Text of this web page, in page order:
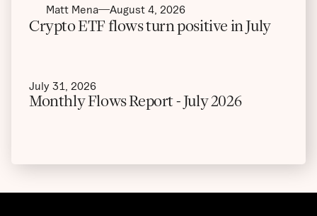
Matt Mena August 4, 2026
Crypto ETF flows turn positive in July
July 31, 2026
Monthly Flows Report - July 2026